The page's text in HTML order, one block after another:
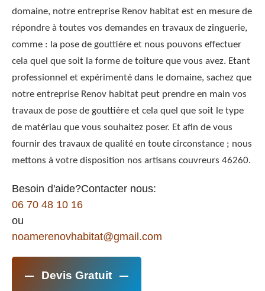
domaine, notre entreprise Renov habitat est en mesure de
répondre à toutes vos demandes en travaux de zinguerie,
comme : la pose de gouttière et nous pouvons effectuer
cela quel que soit la forme de toiture que vous avez. Etant
professionnel et expérimenté dans le domaine, sachez que
notre entreprise Renov habitat peut prendre en main vos
travaux de pose de gouttière et cela quel que soit le type
de matériau que vous souhaitez poser. Et afin de vous
fournir des travaux de qualité en toute circonstance ; nous
mettons à votre disposition nos artisans couvreurs 46260.
Besoin d'aide?Contacter nous:
06 70 48 10 16
ou
noamerenovhabitat@gmail.com
Devis Gratuit